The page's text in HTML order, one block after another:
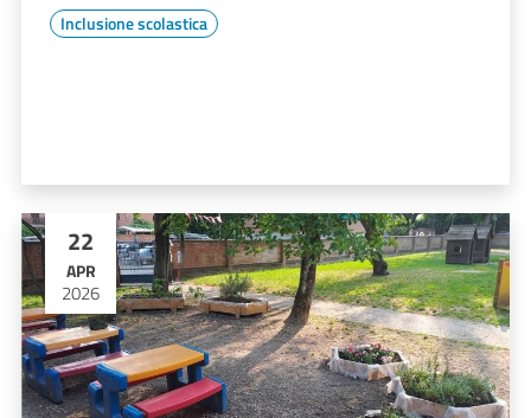
Inclusione scolastica
22
APR
2026